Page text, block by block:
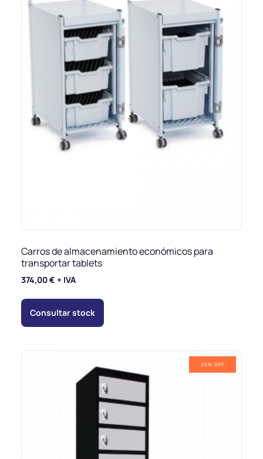
Carros de almacenamiento económicos para
transportar tablets
374,00€ + IVA
Consultar stock
25% OFF